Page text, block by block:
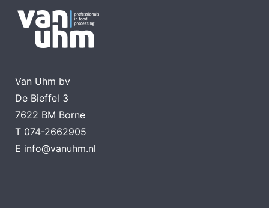
Van Uhm bv
De Bieffel 3
7622 BM Borne
T 074-2662905
E info@vanuhm.nl